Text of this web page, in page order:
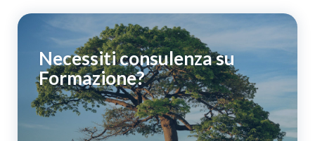
Necessiti consulenza su
Formazione?